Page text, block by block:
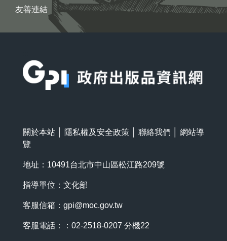
友善連結
關於本站 隱私權及安全政策 聯絡我們
網站導
覽
地址：10491台北市中山區松江路209號
指導單位：文化部
客服信箱： gpi@moc.gov.tw
客服電話：：02-2518-0207 分機22